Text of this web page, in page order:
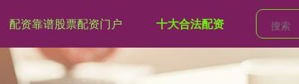
配资靠谱股票配资门户 十大合法配资